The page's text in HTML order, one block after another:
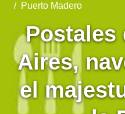
Puerto Madero
Postales
Aires,
el